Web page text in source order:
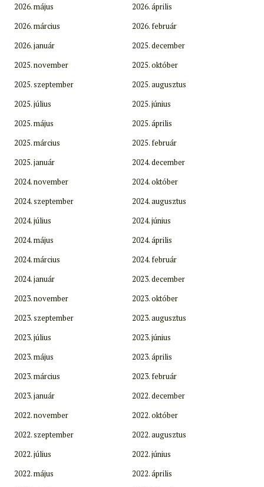
2026. május
2026. április
2026. március
2026. február
2026. január
2025. december
2025. november
2025. október
2025. szeptember
2025. augusztus
2025. július
2025. június
2025. május
2025. április
2025. március
2025. február
2025. január
2024. december
2024. november
2024. október
2024. szeptember
2024. augusztus
2024. július
2024. június
2024. május
2024. április
2024. március
2024. február
2024. január
2023. december
2023. november
2023. október
2023. szeptember
2023. augusztus
2023. július
2023. június
2023. május
2023. április
2023. március
2023. február
2023. január
2022. december
2022. november
2022. október
2022. szeptember
2022. augusztus
2022. július
2022. június
2022. május
2022. április